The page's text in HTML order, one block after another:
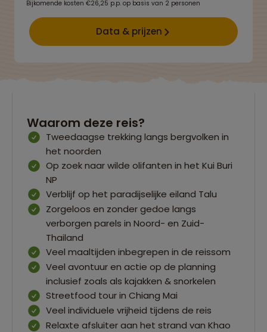
Bijkomende kosten €26,25 p.p. op basis van 2 personen
Data & prijzen
Waarom deze reis?
Tweedaagse trekking langs bergvolken in
het noorden
Op zoek naar wilde olifanten in het Kui Buri
NP
Verblijf op het paradijselijke eiland Talu
Zorgeloos en zonder gedoe langs
verborgen parels in Noord- en Zuid-
Thailand
Veel maaltijden inbegrepen in de reissom
Veel avontuur en actie op de planning
inclusief zoals als kajakken & snorkelen
Streetfood tour in Chiang Mai
Veel individuele vrijheid tijdens de reis
Relaxte afsluiter aan het strand van Khao